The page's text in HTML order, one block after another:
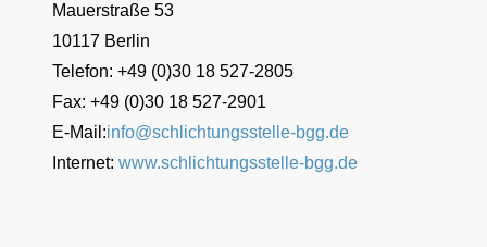
Mauerstraße 53
10117 Berlin
Telefon: +49 (0)30 18 527-2805
Fax: +49 (0)30 18 527-2901
E-Mail:info@schlichtungsstelle-bgg.de
Internet: www.schlichtungsstelle-bgg.de